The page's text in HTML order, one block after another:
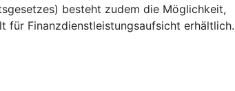
besteht zudem die Möglichkeit,
für Finanzdienstleistungsaufsicht erhältlich.